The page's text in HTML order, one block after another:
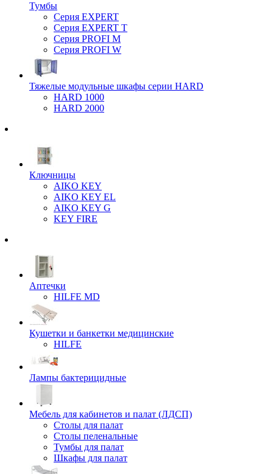
Тумбы
Серия EXPERT
Серия EXPERT T
Серия PROFI M
Серия PROFI W
Тяжелые модульные шкафы серии HARD
HARD 1000
HARD 2000
Ключницы
AIKO KEY
AIKO KEY EL
AIKO KEY G
KEY FIRE
Аптечки
HILFE MD
Кушетки и банкетки медицинские
HILFE
Лампы бактерицидные
Мебель для кабинетов и палат (ЛДСП)
Столы для палат
Столы пеленальные
Тумбы для палат
Шкафы для палат